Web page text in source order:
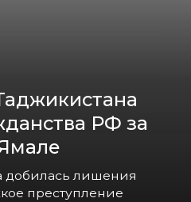
РФ за
добилась лишения
преступление